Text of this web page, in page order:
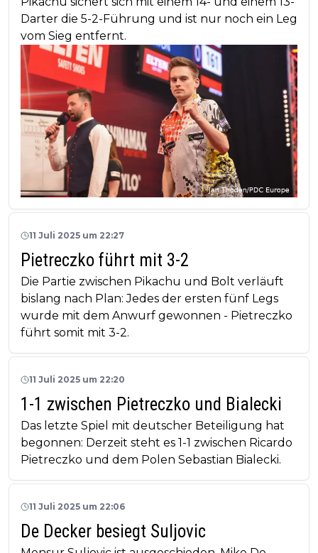
Darter die 5-2-Führung und ist nur noch ein Leg
vom Sieg entfernt.
11 Juli 2025 um 22:27
Pietreczko führt mit 3-2
Die Partie zwischen Pikachu und Bolt verläuft
bislang nach Plan: Jedes der ersten fünf Legs
wurde mit dem Anwurf gewonnen - Pietreczko
führt somit mit 3-2.
11 Juli 2025 um 22:20
1-1 zwischen Pietreczko und Bialecki
Das letzte Spiel mit deutscher Beteiligung hat
begonnen: Derzeit steht es 1-1 zwischen Ricardo
Pietreczko und dem Polen Sebastian Bialecki.
11 Juli 2025 um 22:06
De Decker besiegt Suljovic